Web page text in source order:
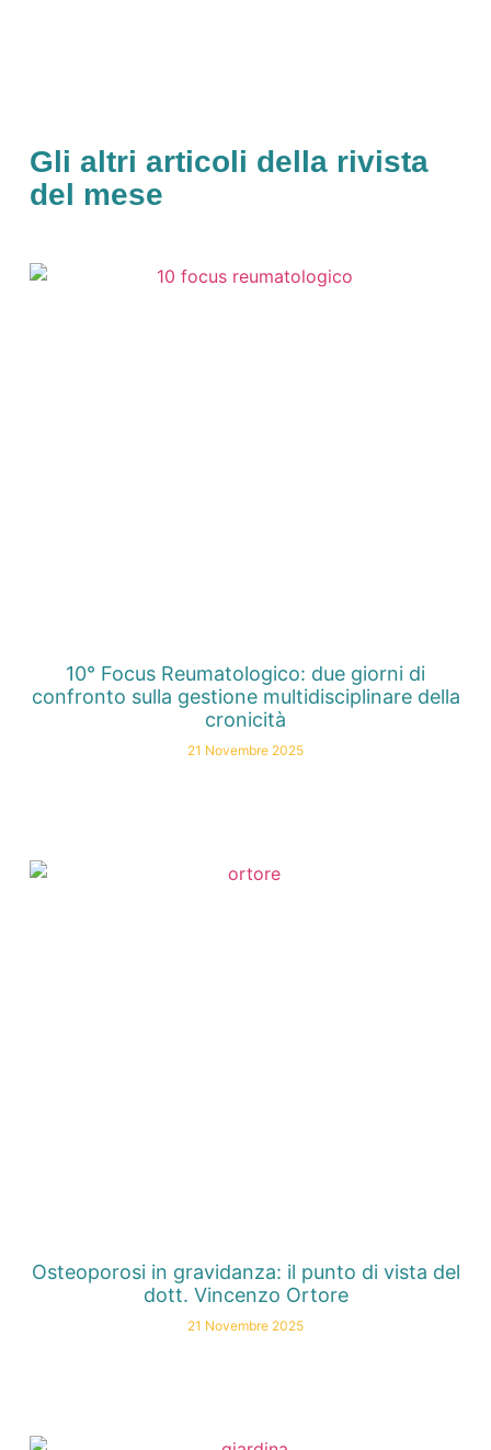
Gli altri articoli della rivista
del mese
10° Focus Reumatologico: due giorni di
confronto sulla gestione multidisciplinare della
cronicità
21 Novembre 2025
Osteoporosi in gravidanza: il punto di vista del
dott. Vincenzo Ortore
21 Novembre 2025